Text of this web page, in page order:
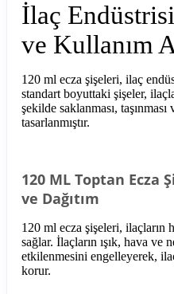
İlaç
ve Kullanım
120 ml ecza şişeleri, ilaç
standart boyuttaki şişeler,
şekilde saklanması,
tasarlanmıştır.
120 ML Toptan Ecza
ve Dağıtım
120 ml ecza şişeleri, ilaçların
sağlar. İlaçların ışık, hava ve
etkilenmesini engelleyerek,
korur.